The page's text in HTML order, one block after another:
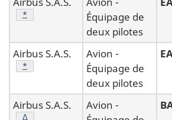
Note de bas de page
*
Équipage de
deux pilotes
Airbus S.A.S.
Note de bas de page
*
Avion -
Équipage de
deux pilotes
Airbus S.A.S.
Note de bas de page
Δ
Avion -